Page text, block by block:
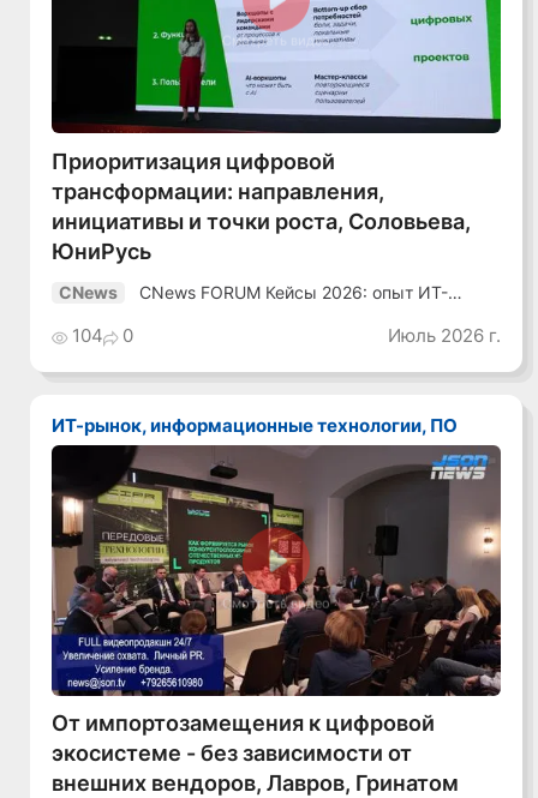
Смотреть видео
Приоритизация цифровой
трансформации: направления,
инициативы и точки роста, Соловьева,
ЮниРусь
CNews
CNews FORUM Кейсы 2026: опыт ИТ-
104 0 Июль 2026 г.
ИТ-рынок, информационные технологии, ПО
Смотреть видео
От импортозамещения к цифровой
экосистеме - без зависимости от
внешних вендоров, Лавров, Гринатом